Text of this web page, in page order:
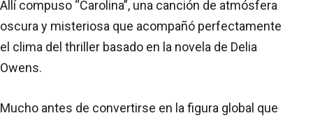
Allí compuso “Carolina”, una canción de atmósfera
oscura y misteriosa que acompañó perfectamente
el clima del thriller basado en la novela de Delia
Owens.
Mucho antes de convertirse en la figura global que